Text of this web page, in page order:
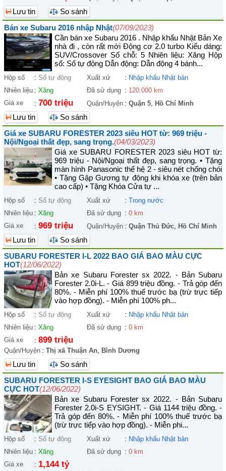
Lưu tin
So sánh
Bán xe Subaru 2016 nhập Nhật(07/09/2023)
Cần bán xe Subaru 2016 . Nhập khẩu Nhật Bản Xe
nhà đi , còn rất mới Động cơ 2.0 turbo Kiểu dáng:
SUV/Crossover Số chỗ: 5 Nhiên liệu: Xăng Hộp
số: Số tự động Dẫn động: Dẫn động 4 bánh...
Hộp số : Số tự động Xuất xứ : Nhập khẩu Nhật bản
Nhiên liệu : Xăng Đã sử dụng : 120.000 km
Giá xe
: 700 triệu Quận/Huyện : Quận 5, Hồ Chí Minh
Lưu tin
So sánh
Giá xe SUBARU FORESTER 2023 siêu HOT từ: 969 triệu -
Nội/Ngoại thất đẹp, sang trọng.(04/03/2023)
Giá xe SUBARU FORESTER 2023 siêu HOT từ:
969 triệu - Nội/Ngoại thất đẹp, sang trọng. • Tặng
màn hình Panasonic thế hệ 2 - siêu nét chống chói
• Tặng Gập Gương tự động khi khóa xe (trên bản
cao cấp) • Tặng Khóa Cửa tự ...
Hộp số : Số tự động Xuất xứ : Trong nước
Nhiên liệu : Xăng Đã sử dụng : 0 km
Giá xe
: 969 triệu Quận/Huyện : Quận Thủ Đức, Hồ Chí Minh
Lưu tin
So sánh
SUBARU FORESTER I-L 2022 BAO GIÁ BAO MÀU CỰC
HOT(12/06/2022)
Bản xe Subaru Forester sx 2022. - Bản Subaru
Forester 2.0i-L. - Giá 899 triệu đồng. - Trả góp đến
80%. - Miễn phí 100% thuế trước bạ (trừ trực tiếp
vào hợp đồng). - Miễn phí 100% ph...
Hộp số : Số tự động Xuất xứ : Nhập khẩu Nhật bản
Nhiên liệu : Xăng Đã sử dụng : 0 km
Giá xe
: 899 triệu
Quận/Huyện : Thị xã Thuận An, Bình Dương
Lưu tin
So sánh
SUBARU FORESTER I-S EYESIGHT BAO GIÁ BAO MÀU
CỰC HOT(12/06/2022)
Bản xe Subaru Forester sx 2022. - Bản Subaru
Forester 2.0i-S EYSIGHT. - Giá 1144 triệu đồng. -
Trả góp đến 80%. - Miễn phí 100% thuế trước bạ
(trừ trực tiếp vào hợp đồng). - Miễn phi...
Hộp số : Số tự động Xuất xứ : Nhập khẩu Nhật bản
Nhiên liệu : Xăng Đã sử dụng : 0 km
Giá xe
: 1,144 tỷ